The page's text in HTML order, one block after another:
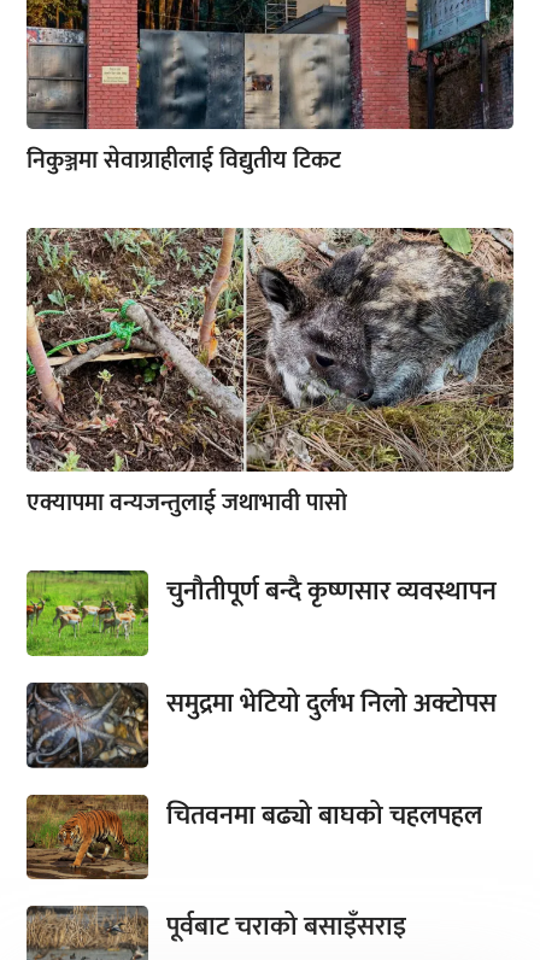
निकुञ्जमा सेवाग्राहीलाई विद्युतीय टिकट
एक्यापमा वन्यजन्तुलाई जथाभावी पासो
चुनौतीपूर्ण बन्दै कृष्णसार व्यवस्थापन
समुद्रमा भेटियो दुर्लभ निलो अक्टोपस
चितवनमा बढ्यो बाघको चहलपहल
पूर्वबाट चराको बसाइँसराइ